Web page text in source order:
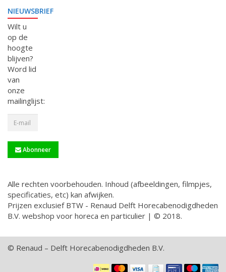
NIEUWSBRIEF
Wilt u
op de
hoogte
blijven?
Word lid
van
onze
mailinglijst:
Abonneer
Alle rechten voorbehouden. Inhoud (afbeeldingen, filmpjes,
specificaties, etc) kan afwijken.
Prijzen exclusief BTW - Renaud Delft Horecabenodigdheden
B.V. webshop voor horeca en particulier | © 2018.
© Renaud – Delft Horecabenodigdheden B.V.